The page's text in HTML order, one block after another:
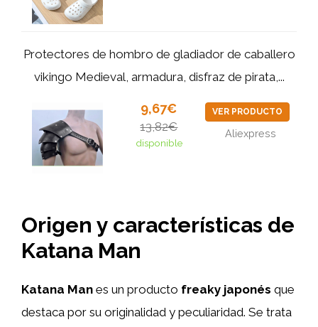
Protectores de hombro de gladiador de caballero
vikingo Medieval, armadura, disfraz de pirata,...
9,67€
13,82€
disponible
VER PRODUCTO
Aliexpress
Origen y características de
Katana Man
Katana Man es un producto freaky japonés que
destaca por su originalidad y peculiaridad. Se trata